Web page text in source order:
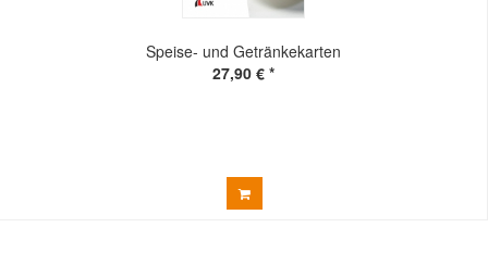
Speise- und Getränkekarten
27,90 € *